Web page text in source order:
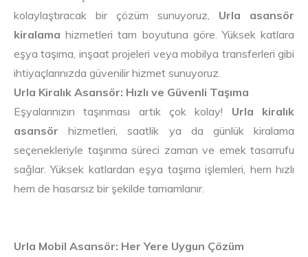
kolaylaştıracak bir çözüm sunuyoruz, Urla asansör
kiralama hizmetleri tam boyutuna göre. Yüksek katlara
eşya taşıma, inşaat projeleri veya mobilya transferleri gibi
ihtiyaçlarınızda güvenilir hizmet sunuyoruz.
Urla Kiralık Asansör: Hızlı ve Güvenli Taşıma
Eşyalarınızın taşınması artık çok kolay! Urla kiralık
asansör hizmetleri, saatlik ya da günlük kiralama
seçenekleriyle taşınma süreci zaman ve emek tasarrufu
sağlar. Yüksek katlardan eşya taşıma işlemleri, hem hızlı
hem de hasarsız bir şekilde tamamlanır.
Urla Mobil Asansör: Her Yere Uygun Çözüm